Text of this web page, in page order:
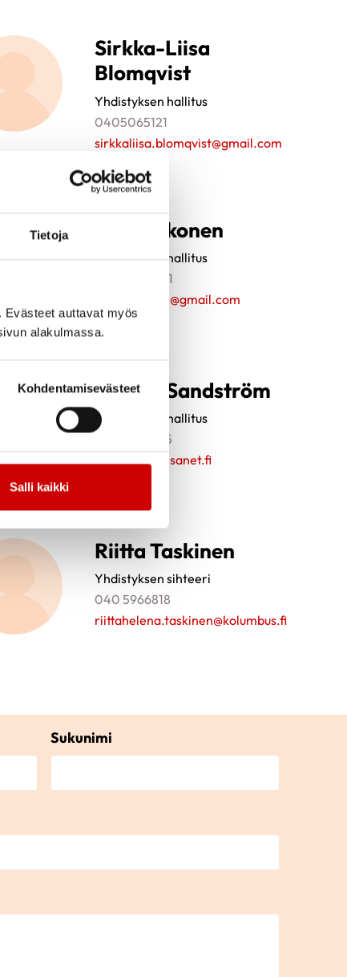
Tietoja
auttavat myös
alakulmassa.
Kohdentamisevästeet
Salli kaikki
Sirkka-Liisa
Blomqvist
Yhdistyksen hallitus
0405065121
sirkkaliisa.blomqvist@gmail.com
Aki Pehkonen
Yhdistyksen hallitus
0400403441
ae.pehkonen@gmail.com
Helena Sandström
Yhdistyksen hallitus
0503064565
helenasa@elisanet.fi
Riitta Taskinen
Yhdistyksen sihteeri
040 5966818
riittahelena.taskinen@kolumbus.fi
Sukunimi